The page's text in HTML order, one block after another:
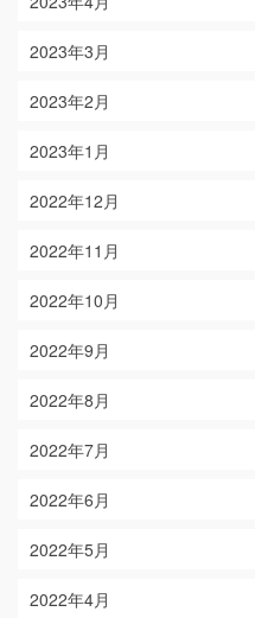
2023年3月
2023年2月
2023年1月
2022年12月
2022年11月
2022年10月
2022年9月
2022年8月
2022年7月
2022年6月
2022年5月
2022年4月